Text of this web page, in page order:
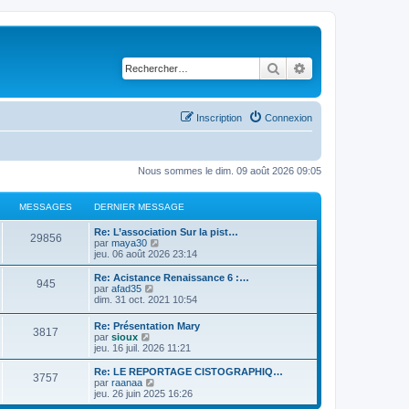
Rechercher
Connexion
Inscription
Nous sommes le dim. 09 août 2026 09:05
MESSAGES DERNIER MESSAGE
29856M
g
s
D
e
r
n
i
e
r
e
s
s
a
g
e
Re: L’association Sur la pist…
par maya30
o
n
s
l
e
r
e
d
e
n
i
jeu. 06 août 2026 23:14
945M
s
a
g
D
e
r
i
e
r
m
e
s
s
a
Re: Acistance Renaissance 6 :…
par afad35
o
s
u
l
t
e
r
e
dim. 31 oct. 2021 10:54
3817
s
D
e
r
n
i
e
r
m
Re: Présentation Mary
par sioux
o
n
s
u
l
jeu. 16 juil. 2026 11:21
3757
D
e
r
n
Re: LE REPORTAGE CISTOGRAPHIQ…
par raanaa
o
n
jeu. 26 juin 2025 16:26